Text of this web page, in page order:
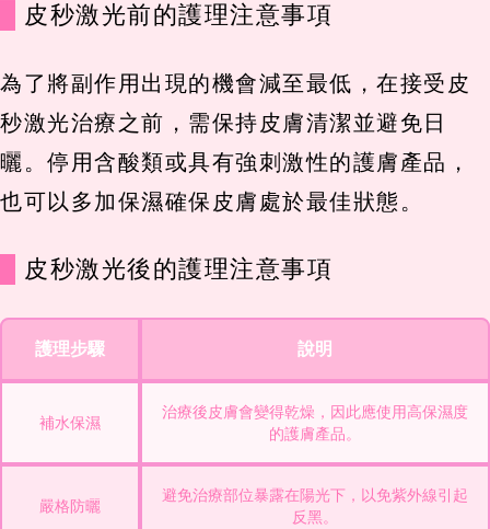
皮秒激光前的護理注意事項
為了將副作用出現的機會減至最低，在接受皮
秒激光治療之前，需保持皮膚清潔並避免日
曬。停用含酸類或具有強刺激性的護膚產品，
也可以多加保濕確保皮膚處於最佳狀態。
皮秒激光後的護理注意事項
護理步驟 說明
補水保濕
治療後皮膚會變得乾燥，因此應使用高保濕度
的護膚產品。
嚴格防曬
避免治療部位暴露在陽光下，以免紫外線引起
反黑。